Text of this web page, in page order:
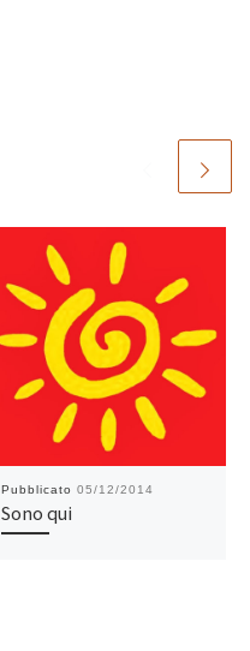
Pubblicato 05/12/2014
Sono qui